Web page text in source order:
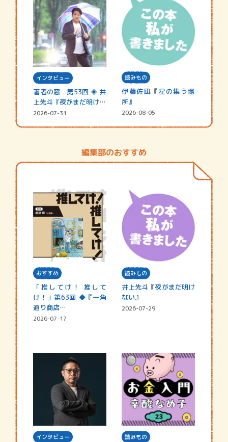
インタビュー
著者の窓 第53回 ◈ 井
上先斗『夜がまだ明けな
い』
2026-07-31
読みもの
伊藤佐凪『星の集う場
所』
2026-08-05
編集部のおすすめ
おすすめ
「推してけ！ 推して
け！」第63回 ◆『一角
通り商店…
2026-07-17
読みもの
井上先斗『夜がまだ明け
ない』
2026-07-29
インタビュー 読みもの